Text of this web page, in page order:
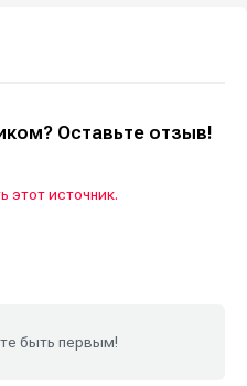
Оставьте отзыв!
этот источник.
быть первым!